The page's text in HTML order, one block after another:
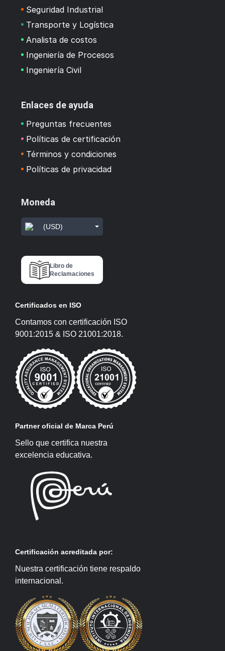
Seguridad Industrial
Transporte y Logística
Analista de costos
Ingeniería de Procesos
Ingeniería Civil
Enlaces de ayuda
Preguntas frecuentes
Políticas de certificación
Términos y condiciones
Políticas de privacidad
Moneda
(USD)
Libro de
Reclamaciones
Certificados en ISO
Contamos con certificación ISO
9001:2015 & ISO 21001:2018.
Partner oficial de Marca Perú
Sello que certifica nuestra
excelencia educativa.
Certificación acreditada por:
Nuestra certificación tiene respaldo
internacional.